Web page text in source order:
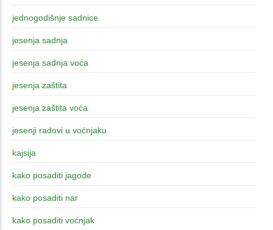
jednogodišnje sadnice
jesenja sadnja
jesenja sadnja voća
jesenja zaštita
jesenja zaštita voća
jesenji radovi u voćnjaku
kajsija
kako posaditi jagode
kako posaditi nar
kako posaditi voćnjak